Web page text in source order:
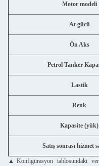
Motor modeli
At gücü
Ön Aks
Petrol Tanker
Lastik
Renk
Kapasite (yük)
Satış sonrası hizmet
▲Konfigürasyon tablosundaki